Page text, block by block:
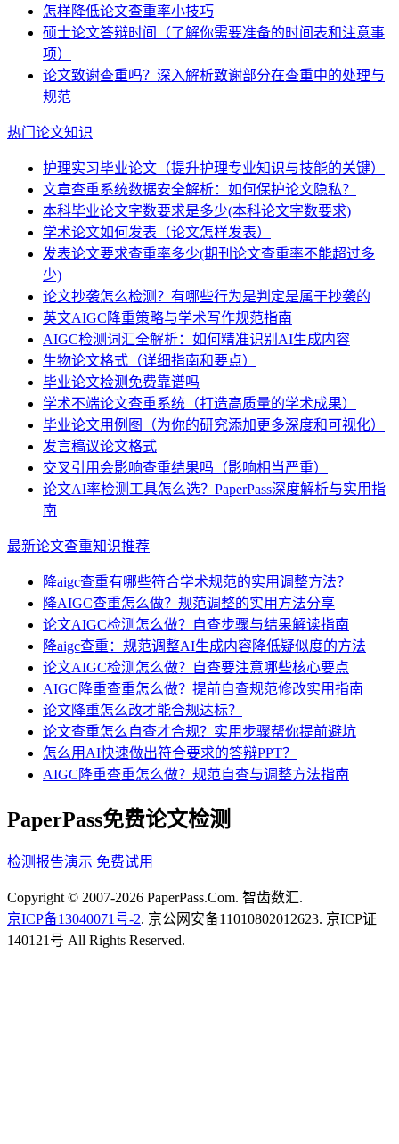
怎样降低论文查重率小技巧
硕士论文答辩时间（了解你需要准备的时间表和注意事
项）
论文致谢查重吗？深入解析致谢部分在查重中的处理与
规范
热门论文知识
护理实习毕业论文（提升护理专业知识与技能的关键）
文章查重系统数据安全解析：如何保护论文隐私？
本科毕业论文字数要求是多少(本科论文字数要求)
学术论文如何发表（论文怎样发表）
发表论文要求查重率多少(期刊论文查重率不能超过多
少)
论文抄袭怎么检测？有哪些行为是判定是属于抄袭的
英文AIGC降重策略与学术写作规范指南
AIGC检测词汇全解析：如何精准识别AI生成内容
生物论文格式（详细指南和要点）
毕业论文检测免费靠谱吗
学术不端论文查重系统（打造高质量的学术成果）
毕业论文用例图（为你的研究添加更多深度和可视化）
发言稿议论文格式
交叉引用会影响查重结果吗（影响相当严重）
论文AI率检测工具怎么选？PaperPass深度解析与实用指
南
最新论文查重知识推荐
降aigc查重有哪些符合学术规范的实用调整方法？
降AIGC查重怎么做？规范调整的实用方法分享
论文AIGC检测怎么做？自查步骤与结果解读指南
降aigc查重：规范调整AI生成内容降低疑似度的方法
论文AIGC检测怎么做？自查要注意哪些核心要点
AIGC降重查重怎么做？提前自查规范修改实用指南
论文降重怎么改才能合规达标？
论文查重怎么自查才合规？实用步骤帮你提前避坑
怎么用AI快速做出符合要求的答辩PPT？
AIGC降重查重怎么做？规范自查与调整方法指南
PaperPass免费论文检测
检测报告演示 免费试用
Copyright © 2007-2026 PaperPass.Com. 智齿数汇.
京ICP备13040071号-2. 京公网安备11010802012623. 京ICP证
140121号 All Rights Reserved.